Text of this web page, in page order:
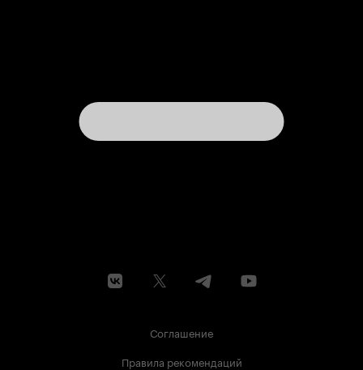
Соглашение
Правила рекомендаций